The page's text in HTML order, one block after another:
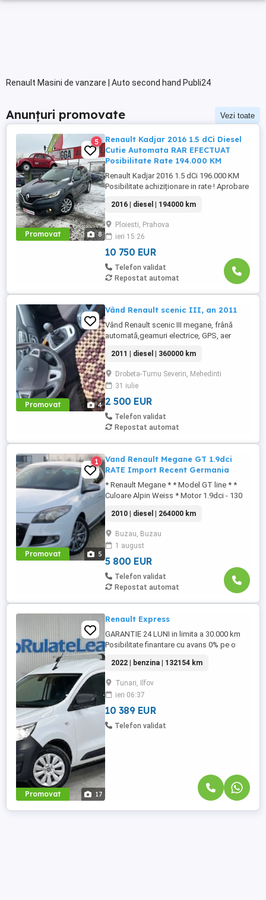
Renault Masini de vanzare | Auto second hand Publi24
Anunțuri promovate Vezi toate
Promovat 8
5
Renault Kadjar 2016 1.5 dCi Diesel
Cutie Automata RAR EFECTUAT
Posibilitate Rate 194.000 KM
Renault Kadjar 2016 1.5 dCi 196.000 KM
Posibilitate achiziționare in rate ! Aprobare
verificate ! Fara elemente revopsite sau
alte interventii Motorizare: 1.5 Diesel EURO
6 Ediție Intens Cutie Automată Senzori
Parcare Navigatie 3D Faruri LED An
fabricație: ...
2016 | diesel | 194000 km
Ploiesti, Prahova
ieri 15:26
10 750 EUR
Telefon validat
Repostat automat
Promovat 4
Vând Renault scenic III, an 2011
Vând Renault scenic III megane, frână
automată,geamuri electrice, GPS, aer
funcționează foarte bine. Pentru mai multe
detalii puteți suna la numărul de telefon .
Se vinde și cu cauciucuri de iarnă.
2011 | diesel | 360000 km
Drobeta-Turnu Severin, Mehedinti
31 iulie
2 500 EUR
Telefon validat
Repostat automat
Promovat 5
1
Vand Renault Megane GT 1.9dci
RATE Import Recent Germania
* Renault Megane * * Model GT line * *
Culoare Alpin Weiss * Motor 1.9dci - 130
viteze * Cornering lights * Daylight *
Sistem audio Navigatie Color Renault cd
mp3 Aux USB Card Harta Romania *
Sistem audio cu 12 difuzoare * Tapiserie
velur ...
2010 | diesel | 264000 km
Buzau, Buzau
1 august
5 800 EUR
Telefon validat
Repostat automat
Promovat 17
Renault Express
GARANTIE 24 LUNI in limita a 30.000 km
Posibilitate finantare cu avans 0% pe o
garantata credit pentru persoane fizice (cu
venituri obtinute inclusiv in afara tarii),
persoane juridice si persoane fizice
autorizate Oferta indicativa leasing
persoane juridice - Avans ...
2022 | benzina | 132154 km
Tunari, Ilfov
ieri 06:37
10 389 EUR
Telefon validat